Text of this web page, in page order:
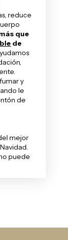
reduce
que
de
y
le
de
mejor
.
puede